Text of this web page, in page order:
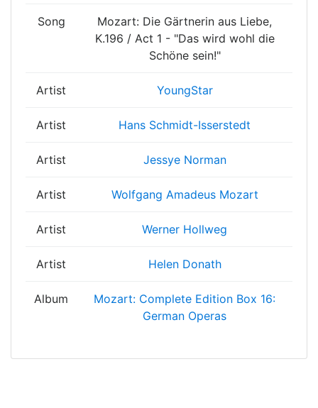
Song
Mozart: Die Gärtnerin aus Liebe,
K.196 / Act 1 - "Das wird wohl die
Schöne sein!"
Artist YoungStar
Artist Hans Schmidt-Isserstedt
Artist Jessye Norman
Artist Wolfgang Amadeus Mozart
Artist Werner Hollweg
Artist Helen Donath
Album
Mozart: Complete Edition Box 16:
German Operas